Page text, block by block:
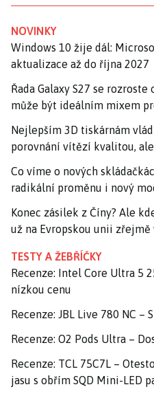
NOVINKY
Windows 10 žije dál:
aktualizace až do října 2027
Řada Galaxy S27 se
může být ideálním mixem
Nejlepším 3D tiskárnám
porovnání vítězí kvalitou,
Co víme o nových
radikální proměnu i nový
Konec zásilek z Číny? Ale
už na Evropskou unii zřejmě
TESTY A ŽEBŘÍČKY
Recenze: Intel Core Ultra 5
nízkou cenu
Recenze: JBL Live 780 NC
Recenze: O2 Pods Ultra –
Recenze: TCL 75C7L –
jasu s obřím SQD Mini-LED